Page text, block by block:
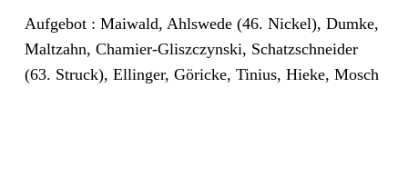
Aufgebot : Maiwald, Ahlswede (46. Nickel), Dumke,
Maltzahn, Chamier-Gliszczynski, Schatzschneider
(63. Struck), Ellinger, Göricke, Tinius, Hieke, Mosch